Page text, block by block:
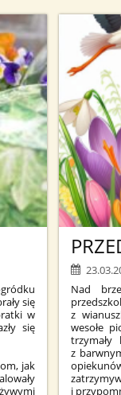
się
w
się
jak
Nad
z
wesołe
z
i